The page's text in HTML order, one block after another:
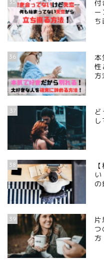
35
付
ー
ち
36
本
性
方
37
38
の
39
つ
方